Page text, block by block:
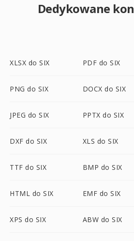
Dedykowane
XLSX do SIX PDF do SIX
PNG do SIX DOCX do SIX
JPEG do SIX PPTX do SIX
DXF do SIX XLS do SIX
TTF do SIX BMP do SIX
HTML do SIX EMF do SIX
XPS do SIX ABW do SIX